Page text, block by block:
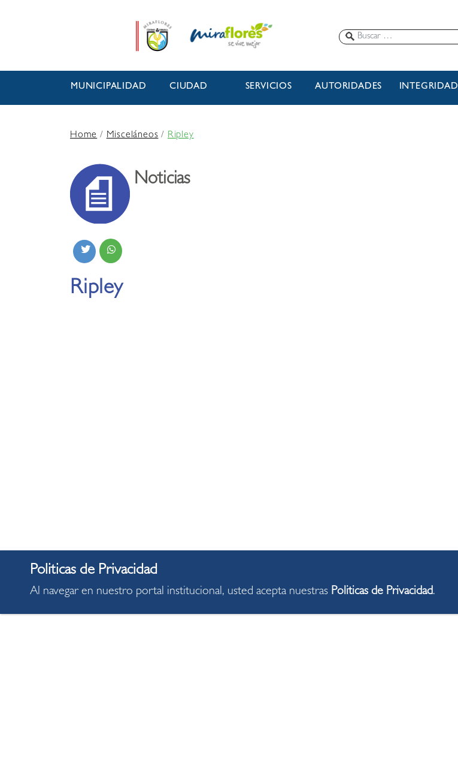
MUNICIPALIDAD CIUDAD SERVICIOS AUTORIDADES INTEGRIDAD
Home/Misceláneos/Ripley
Noticias
Ripley
Al navegar en nuestro portal institucional, usted acepta nuestras Politicas de Privacidad.